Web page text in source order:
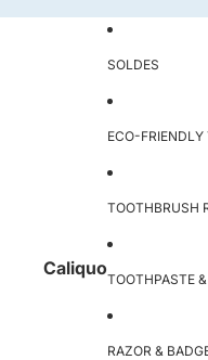
Caliquo
SOLDES
ECO-
TOOTHBRUSH
TOOTHPASTE
RAZOR &